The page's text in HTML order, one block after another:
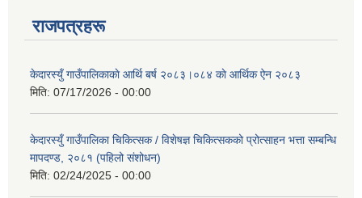
राजपत्रहरू
केदारस्युँ गाउँपालिकाकाे आर्थि बर्ष २०८३।०८४ काे आर्थिक ऐन २०८३
मिति: 07/17/2026 - 00:00
केदारस्युँ गाउँपालिका चिकित्सक / विशेषज्ञ चिकित्सकको प्रोत्साहन भत्ता सम्बन्धि
मापदण्ड, २०८१ (पहिलो संशोधन)
मिति: 02/24/2025 - 00:00